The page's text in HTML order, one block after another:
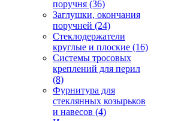
поручня (36)
Заглушки, окончания
поручней (24)
Стеклодержатели
круглые и плоские (16)
Системы тросовых
креплений для перил
(8)
Фурнитура для
стеклянных козырьков
и навесов (4)